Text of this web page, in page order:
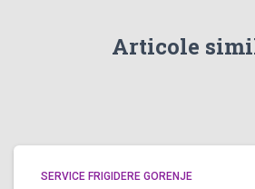
Articole
SERVICE FRIGIDERE GORENJE